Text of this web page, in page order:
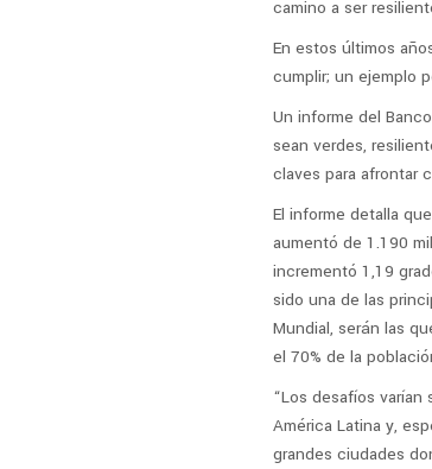
camino a ser
En estos últimos
cumplir; un ejemplo
Un informe del
sean verdes,
claves para afrontar
El informe detalla
aumentó de 1.190
incrementó 1,19
sido una de las
Mundial, serán las
el 70% de la
“Los desafíos varían
América Latina y,
grandes ciudades